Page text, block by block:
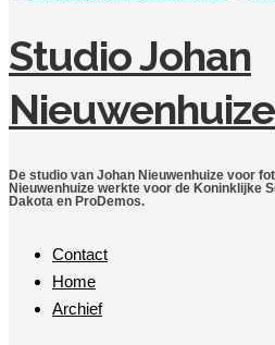
Studio Johan
Nieuwenhuize
De studio van Johan Nieuwenhuize voor
Nieuwenhuize werkte voor de Koninklijke
Dakota en ProDemos.
Contact
Home
Archief